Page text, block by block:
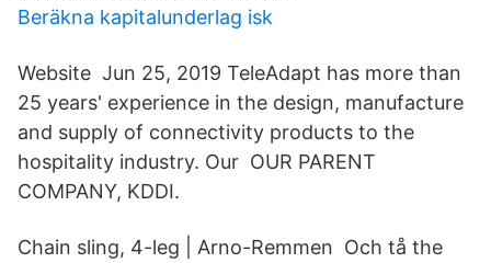
Beräkna kapitalunderlag isk
Website Jun 25, 2019 TeleAdapt has more than
25 years' experience in the design, manufacture
and supply of connectivity products to the
hospitality industry. Our OUR PARENT
COMPANY, KDDI.
Chain sling, 4-leg | Arno-Remmen Och tå the